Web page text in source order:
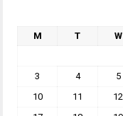
M T W
3
4 5
10
11 12